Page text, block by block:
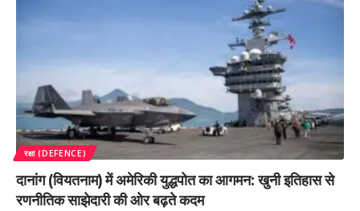
रक्षा (DEFENCE)
दानांग (वियतनाम) में अमेरिकी युद्धपोत का आगमन: खुनी इतिहास से
रणनीतिक साझेदारी की ओर बढ़ते कदम